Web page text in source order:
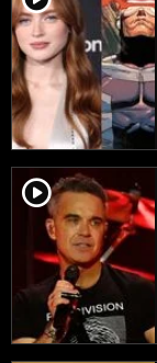
player2